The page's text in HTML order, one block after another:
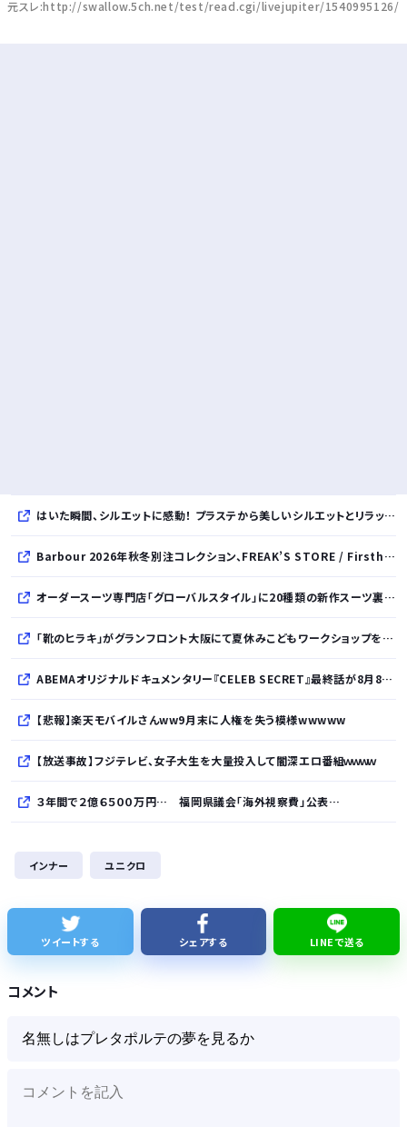
元スレ:http://swallow.5ch.net/test/read.cgi/livejupiter/1540995126/
はいた瞬間、シルエットに感動！ プラステから美しいシルエットとリラックス感を両立したタックワイドパンツが登場
Barbour 2026年秋冬別注コレクション、FREAK’S STORE / Firsthand / Freadaから登場
オーダースーツ専門店「グローバルスタイル」に20種類の新作スーツ裏地が登場！おしゃれな花柄・サッカーボール・フラミンゴ・虎・フラガール・リゾート柄など豊富！
「靴のヒラキ」がグランフロント大阪にて夏休みこどもワークショップを開催！親子で楽しむ靴デコレーション体験や足の計測会
ABEMAオリジナルドキュメンタリー『CELEB SECRET』最終話が8月8日放送、MC指原莉乃、満島真之介らがコメント
【悲報】楽天モバイルさんww9月末に人権を失う模様wwwww
【放送事故】フジテレビ、女子大生を大量投入して闇深エロ番組ｗｗｗｗ
３年間で２億６５００万円… 福岡県議会「海外視察費」公表…
【話題】テレ東・田中瞳アナ、ロケ中の“無断撮影”に苦言「カメラを向けられることに恐怖を感じます」
Powered by livedoor 相互RSS
インナー ユニクロ
ツイートする シェアする LINEで送る
コメント